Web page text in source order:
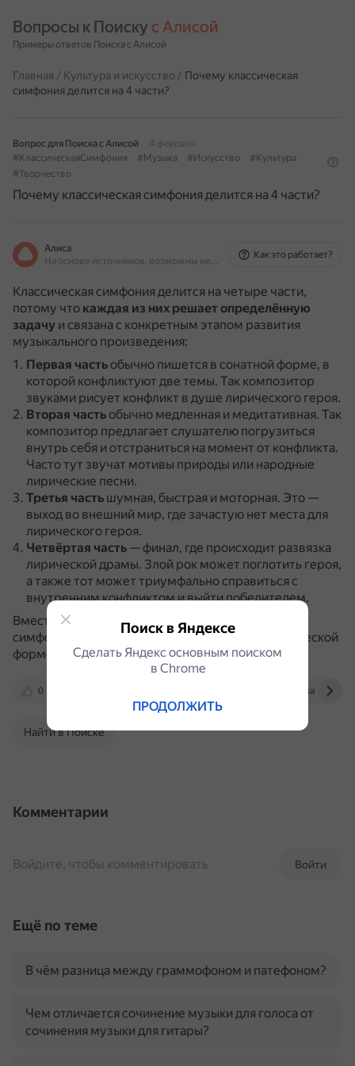
Вопросы к Поиску с Алисой
Примеры ответов Поиска с Алисой
Главная / Культура и искусство / Почему классическая
симфония делится на 4 части?
Вопрос для Поиска с Алисой
4 февраля
#КлассическаяСимфония
#Музыка #Искусство
#Культура
#Творчество
Почему классическая симфония делится на 4 части?
Алиса
На основе источников, возможны неточности
Как это работает?
Классическая симфония делится на четыре части,
потому что каждая из них решает определённую
задачу и связана с конкретным этапом развития
музыкального произведения:
Первая частьобычно пишется в сонатной форме, в
которой конфликтуют две темы. Так композитор
звуками рисует конфликт в душе лирического героя.
Вторая частьобычно медленная и медитативная. Так
композитор предлагает слушателю погрузиться
внутрь себя и отстраниться на момент от конфликта.
Часто тут звучат мотивы природы или народные
лирические песни.
Третья часть шумная, быстрая и моторная. Это —
выход во внешний мир, где зачастую нет места для
лирического героя.
Четвёртая часть — финал, где происходит развязка
лирической драмы. Злой рок может поглотить героя,
а также тот может триумфально справиться с
внутренним конфликтом и выйти победителем.
Вместе четыре части образуют сонатно-
симфонический цикл, который считается классической
формой симфонии, возникшей в XVIII веке.
0 lingualeo.com
Найти в Поиске
Комментарии
Войти
Войдите, чтобы комментировать
Ещё по теме
В чём разница между граммофоном и патефоном?
Чем отличается сочинение музыки для голоса от
сочинения музыки для гитары?
Поиск в Яндексе
Сделать Яндекс основным поиском
в Сhrome
ПРОДОЛЖИТЬ